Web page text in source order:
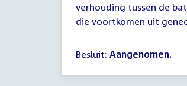
verhouding tussen de
die voortkomen uit
Besluit: Aangenomen.